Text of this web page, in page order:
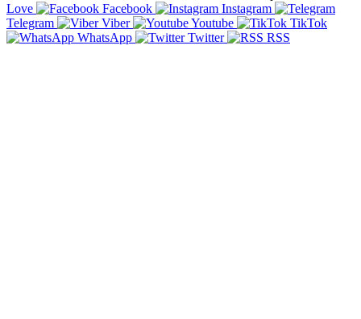
Love
Facebook
Instagram
Telegram
Viber Youtube
TikTok
WhatsApp
Twitter RSS